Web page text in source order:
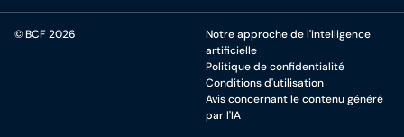
© BCF 2026
Notre approche de l'intelligence
artificielle
Politique de confidentialité
Conditions d'utilisation
Avis concernant le contenu généré
par l'IA